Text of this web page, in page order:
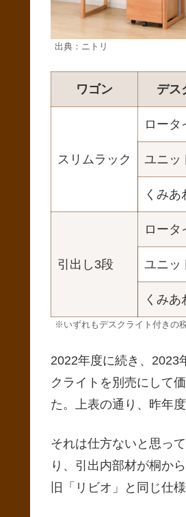
出典：ニトリ
ワゴン デス
スリムラック
ロータ
ユニッ
くみあ
引出し3段
ロータ
ユニッ
くみあ
※いずれもデスクライト付きの
2022年度に続き、2023
クライトを別売にして
た。上表の通り、昨年
それは仕方ないと思っ
り、引出内部材が桐か
旧「リビオ」と同じ仕様